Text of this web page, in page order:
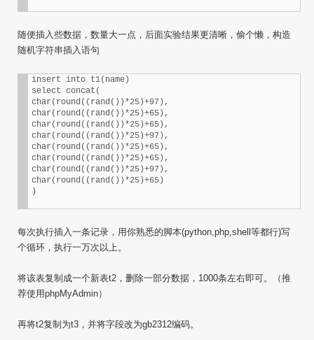
随便插入些数据，数量大一点，后面实验结果更清晰，偷个懒，构造
随机字符串插入语句
insert into t1(name)
select concat(
char(round((rand())*25)+97),
char(round((rand())*25)+65),
char(round((rand())*25)+65),
char(round((rand())*25)+97),
char(round((rand())*25)+65),
char(round((rand())*25)+65),
char(round((rand())*25)+97),
char(round((rand())*25)+65)
)
每次执行插入一条记录，用你熟悉的脚本(python,php,shell等都行)写
个循环，执行一万次以上。
将该表复制成一个新表t2，删除一部分数据，1000条左右即可。（推
荐使用phpMyAdmin）
再将t2复制为t3，并将字段改为gb2312编码。